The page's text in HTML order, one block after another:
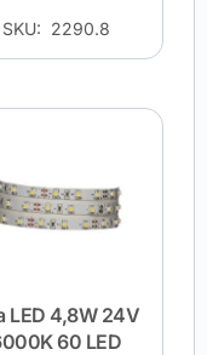
SKU: 2290.8
LED 4,8W 24V
60 LED